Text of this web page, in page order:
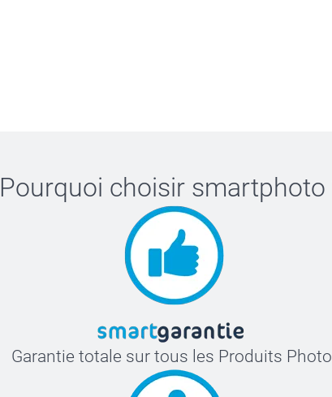
Pourquoi choisir smartphoto
Garantie totale sur tous les Produits Photo